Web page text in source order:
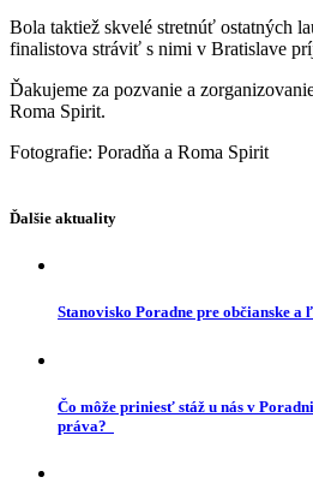
Bola taktiež skvelé stretnúť ostatných
finalistova stráviť s nimi v Bratislave
Ďakujeme za pozvanie a
Roma Spirit.
Fotografie: Poradňa a Roma Spirit
Ďalšie aktuality
Stanovisko Poradne pre občianske
Čo môže priniesť stáž u nás v
práva?